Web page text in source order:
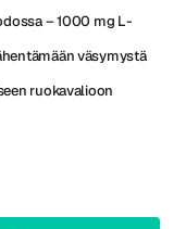
– 1000 mg L-
väsymystä
ruokavalioon